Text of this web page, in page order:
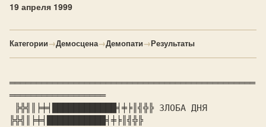
19 апреля 1999
Категории→Демосцена→Демопати→Результаты
══════════════════════════════════════════════
══════════════════
╠╬╣║╞╪╡███████████╡╪╞║╣╬╠